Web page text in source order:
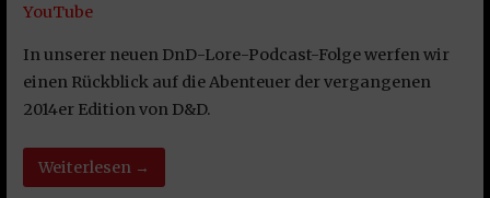
EMBED
YouTube
In unserer neuen DnD-Lore-Podcast-Folge werfen wir
einen Rückblick auf die Abenteuer der vergangenen
2014er Edition von D&D.
Weiterlesen →